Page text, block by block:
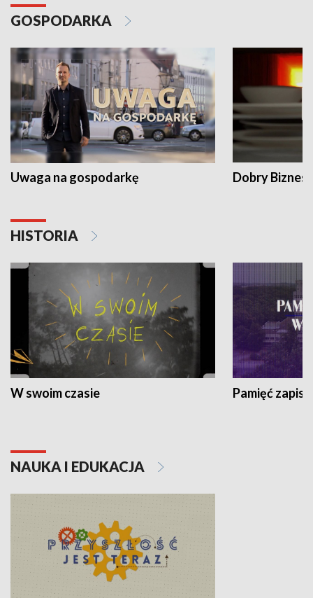
GOSPODARKA
Uwaga na gospodarkę Dobry Biznes
HISTORIA
W swoim czasie Pamięć
NAUKA I EDUKACJA